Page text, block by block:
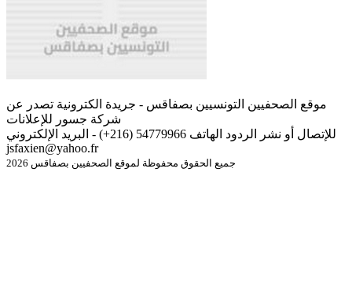
موقع الصحفيين التونسيين بصفاقس - جريدة الكترونية تصدر عن
شركة جسور للإعلانات
للإتصال أو نشر الردود الهاتف 54779966 (216+) - البريد الإلكتروني
jsfaxien@yahoo.fr
جميع الحقوق محفوظة لموقع الصحفيين بصفاقس 2026